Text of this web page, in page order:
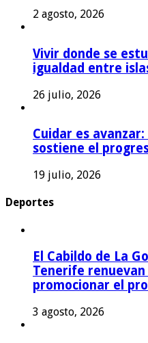
2 agosto, 2026
Vivir donde se
igualdad entre
26 julio, 2026
Cuidar es
sostiene el
19 julio, 2026
Deportes
El Cabildo de La
Tenerife
promocionar el
3 agosto, 2026